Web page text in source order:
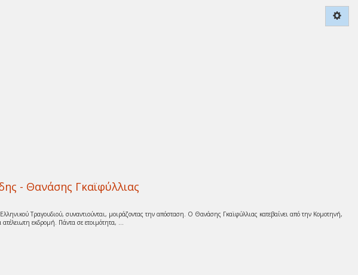
- Θανάσης Γκαϊφύλλιας
Ελληνικού Τραγουδιού, συναντιούνται, μοιράζοντας την απόσταση. Ο Θανάσης Γκαϊφύλλιας κατεβαίνει από την Κομοτηνή,
ατέλειωτη εκδρομή. Πάντα σε ετοιμότητα, ...